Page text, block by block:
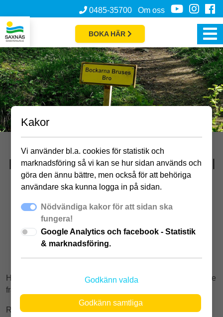
0485-35700 Om oss
BOKA HÄR
Löpträning med Hanna Carmvall
Träna tillsammans med PT Hanna Carmvall
Samling vid receptionen
Hej! Jag heter Hanna Carmvall och är PT och kostrådgivare
från Växjö.
Rörelse har alltid varit en naturlig del av mitt liv, från
Kakor
Vi använder bl.a. cookies för statistik och
marknadsföring så vi kan se hur sidan används och
göra den ännu bättre, men också för att behöriga
användare ska kunna logga in på sidan.
Nödvändiga kakor för att sidan ska
fungera!
Google Analytics och facebook - Statistik
& marknadsföring.
Godkänn valda
Godkänn samtliga